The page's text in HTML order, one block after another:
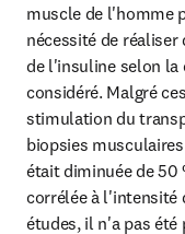
muscle de l'homme
nécessité de
de l'insuline selon la
considéré. Malgré
stimulation du
biopsies
était diminuée de 50
corrélée à l'intensité
études, il n'a pas été